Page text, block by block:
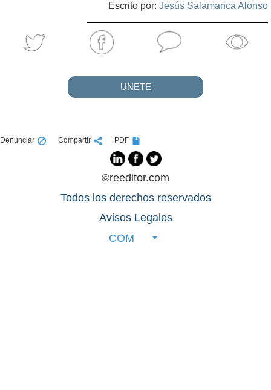
Escrito por: Jesús Salamanca Alonso
UNETE
Denunciar Compartir PDF
©reeditor.com
Todos los derechos reservados
Avisos Legales